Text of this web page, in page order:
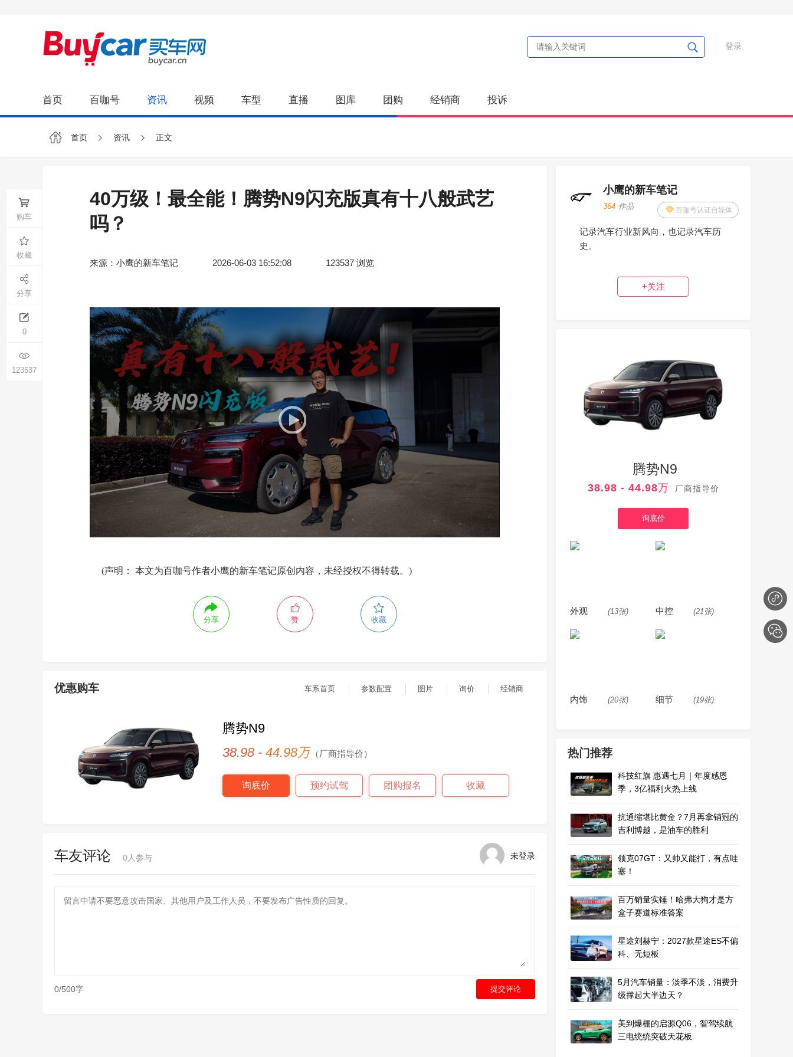
登录
首页 百咖号 资讯 视频 车型 直播 图库 团购 经销商 投诉
首页 资讯 正文
40万级！最全能！腾势N9闪充版真有十八般武艺
吗？
来源：小鹰的新车笔记 2026-06-03 16:52:08 123537 浏览
购车
收藏
分享
0
123537
(声明： 本文为百咖号作者小鹰的新车笔记原创内容，未经授权不得转载。)
分享 赞 收藏
优惠购车 车系首页 参数配置 图片 询价 经销商
腾势N9
38.98 - 44.98万 （厂商指导价）
询底价 预约试驾 团购报名 收藏
未登录
车友评论 0 人参与
0/500字 提交评论
小鹰的新车笔记
百咖号认证自媒体
364 作品
记录汽车行业新风向，也记录汽车历
史。
+关注
腾势N9
38.98 - 44.98万 厂商指导价
询底价
外观 (13张) 中控 (21张)
内饰 (20张) 细节 (19张)
热门推荐
科技红旗 惠遇七月｜年度感恩
季，3亿福利火热上线
抗通缩堪比黄金？7月再拿销冠的
吉利博越，是油车的胜利
领克07GT：又帅又能打，有点哇
塞！
百万销量实锤！哈弗大狗才是方
盒子赛道标准答案
星途刘赫宁：2027款星途ES不偏
科、无短板
5月汽车销量：淡季不淡，消费升
级撑起大半边天？
美到爆棚的启源Q06，智驾续航
三电统统突破天花板